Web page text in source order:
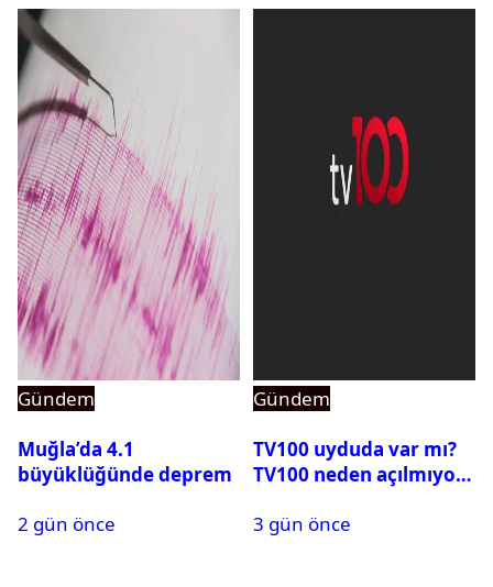
Gündem
Muğla’da 4.1
büyüklüğünde deprem
2 gün önce
Gündem
TV100 uyduda var mı?
TV100 neden açılmıyor?
3 gün önce